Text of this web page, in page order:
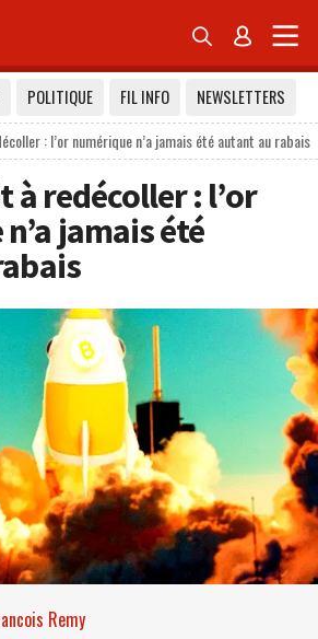
 
POLITIQUE FIL INFO
NEWSLETTERS
: l’or numérique n’a jamais été autant au rabais
à redécoller : l’or
jamais été
Remy